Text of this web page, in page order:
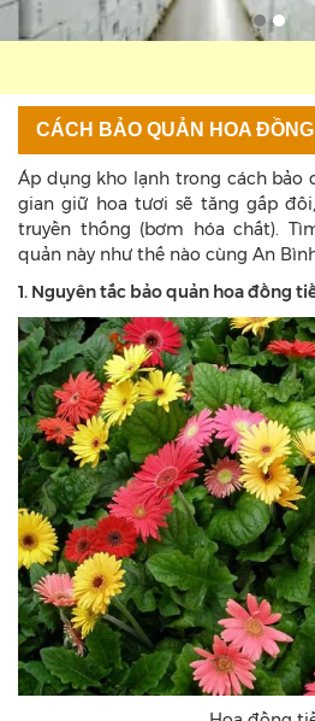
Áp dụng kho lạnh trong cách bảo
gian giữ hoa tươi sẽ tăng gấp
truyền thống (bơm hóa chất).
quản này như thế nào cùng An
1. Nguyên tắc bảo quản hoa đồng